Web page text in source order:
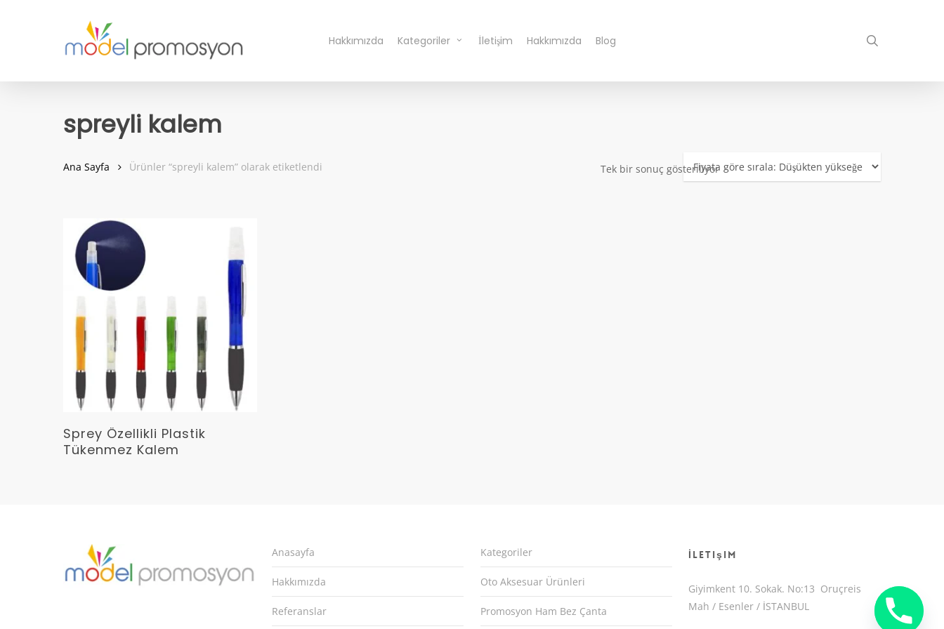
Hakkımızda Kategoriler İletişim Hakkımızda Blog
spreyli kalem
Tek bir sonuç gösteriliyor
Ana Sayfa Ürünler “spreyli kalem” olarak etiketlendi
Devamını Oku
Sprey Özellikli Plastik
Tükenmez Kalem
Anasayfa
Hakkımızda
Referanslar
Kategoriler
Oto Aksesuar Ürünleri
Promosyon Ham Bez Çanta
İletişim
Giyimkent 10. Sokak. No:13 Oruçreis
Mah / Esenler / İSTANBUL